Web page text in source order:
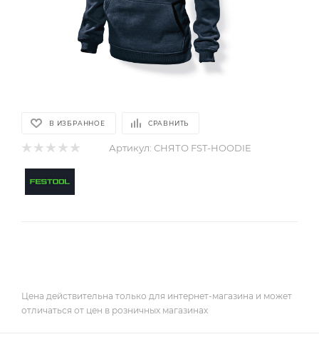
В ИЗБРАННОЕ СРАВНИТЬ
Артикул: СНЯТО FST-HOODIE
Цена действительна только для интернет-магазина и может
отличаться от цен в розничных магазинах